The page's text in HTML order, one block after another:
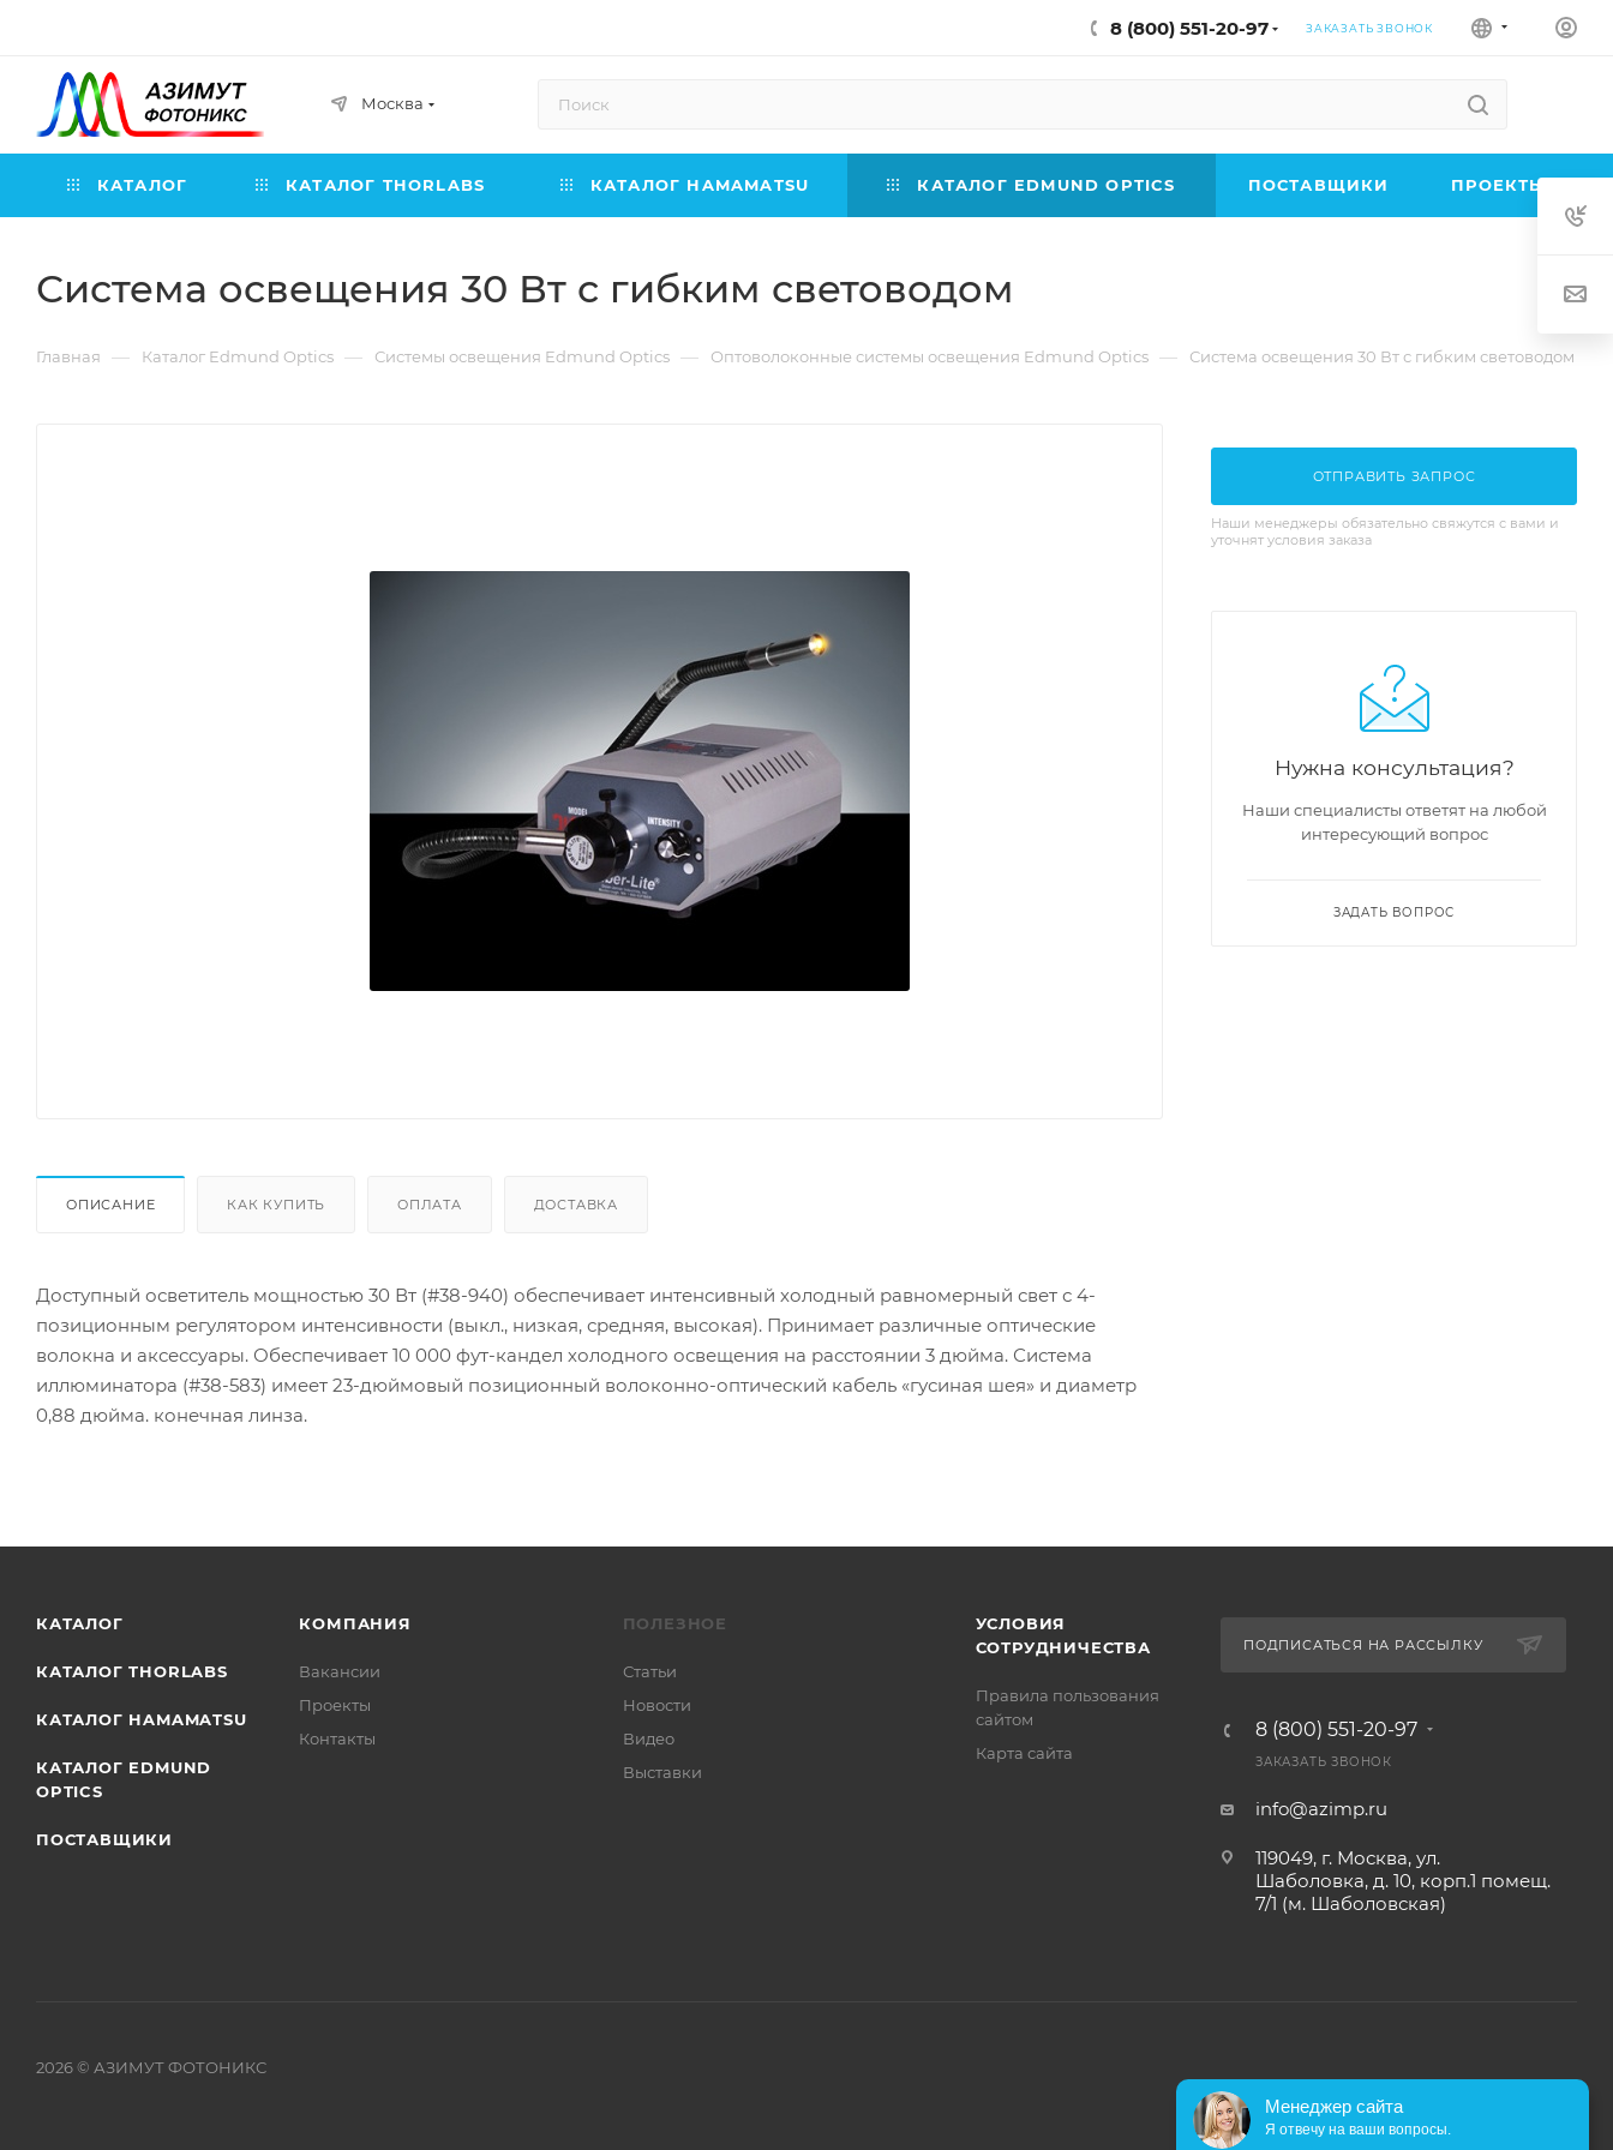
8 (800) 551-20-97 ЗАКАЗАТЬ ЗВОНОК
Москва
КАТАЛОГ КАТАЛОГ THORLABS КАТАЛОГ HAMAMATSU КАТАЛОГ EDMUND OPTICS ПОСТАВЩИКИ ПРОЕКТЫ
Система освещения 30 Вт с гибким световодом
Главная — Каталог Edmund Optics — Системы освещения Edmund Optics — Оптоволоконные системы освещения Edmund Optics — Система освещения 30 Вт с гибким световодом
ОПИСАНИЕ КАК КУПИТЬ ОПЛАТА ДОСТАВКА
Доступный осветитель мощностью 30 Вт (#38-940) обеспечивает интенсивный холодный равномерный свет с 4-
позиционным регулятором интенсивности (выкл., низкая, средняя, ​​высокая). Принимает различные оптические
волокна и аксессуары. Обеспечивает 10 000 фут-кандел холодного освещения на расстоянии 3 дюйма. Система
иллюминатора (#38-583) имеет 23-дюймовый позиционный волоконно-оптический кабель «гусиная шея» и диаметр
0,88 дюйма. конечная линза.
ОТПРАВИТЬ ЗАПРОС
Наши менеджеры обязательно свяжутся с вами и
уточнят условия заказа
Нужна консультация?
Наши специалисты ответят на любой
интересующий вопрос
ЗАДАТЬ ВОПРОС
КАТАЛОГ
КАТАЛОГ THORLABS
КАТАЛОГ HAMAMATSU
КАТАЛОГ EDMUND
OPTICS
ПОСТАВЩИКИ
КОМПАНИЯ
Вакансии
Проекты
Контакты
ПОЛЕЗНОЕ
Статьи
Новости
Видео
Выставки
УСЛОВИЯ
СОТРУДНИЧЕСТВА
Правила пользования
сайтом
Карта сайта
ПОДПИСАТЬСЯ НА РАССЫЛКУ
8 (800) 551-20-97
ЗАКАЗАТЬ ЗВОНОК
info@azimp.ru
119049, г. Москва, ул.
Шаболовка, д. 10, корп.1 помещ.
7/1 (м. Шаболовская)
2026© АЗИМУТ ФОТОНИКС
Менеджер сайта
Я отвечу на ваши вопросы.